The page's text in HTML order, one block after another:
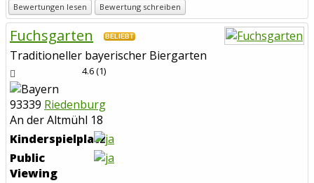
Bewertungen lesen Bewertung schreiben
Fuchsgarten BELIEBT
Traditioneller bayerischer Biergarten
4.6(1)
93339 Riedenburg
An der Altmühl 18
Kinderspielplatz
Public
Viewing